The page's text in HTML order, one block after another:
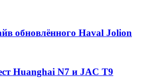
обновлённого Haval Jolion
Huanghai N7 и JAC T9